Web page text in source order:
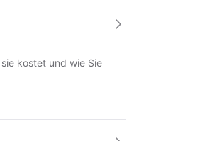
kostet und wie Sie